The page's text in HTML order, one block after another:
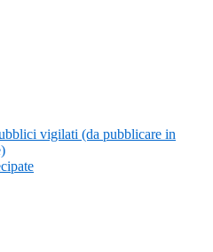
vigilati (da pubblicare in